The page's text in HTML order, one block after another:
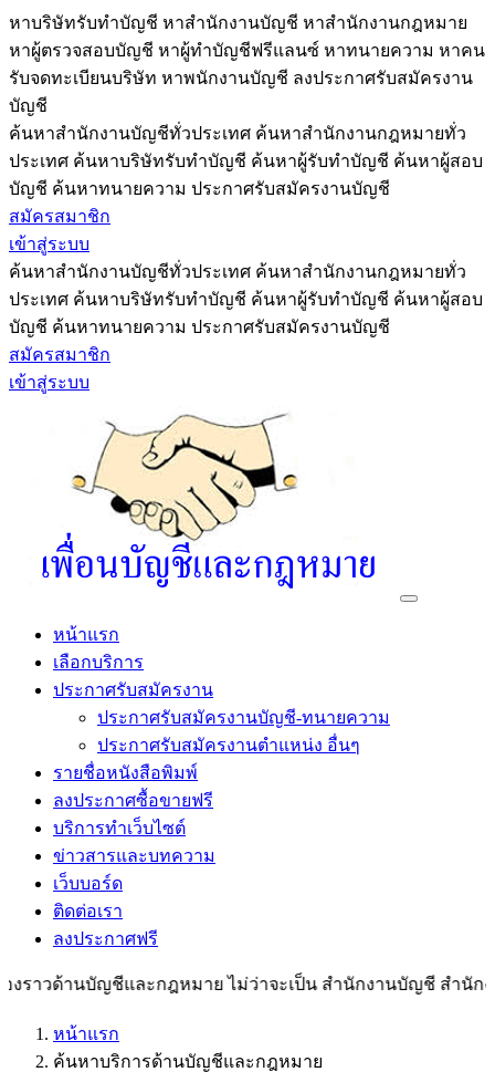
หาบริษัทรับทำบัญชี หาสำนักงานบัญชี หาสำนักงานกฎหมาย
หาผู้ตรวจสอบบัญชี หาผู้ทำบัญชีฟรีแลนซ์ หาทนายความ หาคน
รับจดทะเบียนบริษัท หาพนักงานบัญชี ลงประกาศรับสมัครงาน
บัญชี
ค้นหาสำนักงานบัญชีทั่วประเทศ ค้นหาสำนักงานกฎหมายทั่ว
ประเทศ ค้นหาบริษัทรับทำบัญชี ค้นหาผู้รับทำบัญชี ค้นหาผู้สอบ
บัญชี ค้นหาทนายความ ประกาศรับสมัครงานบัญชี
สมัครสมาชิก
เข้าสู่ระบบ
ค้นหาสำนักงานบัญชีทั่วประเทศ ค้นหาสำนักงานกฎหมายทั่ว
ประเทศ ค้นหาบริษัทรับทำบัญชี ค้นหาผู้รับทำบัญชี ค้นหาผู้สอบ
บัญชี ค้นหาทนายความ ประกาศรับสมัครงานบัญชี
สมัครสมาชิก
เข้าสู่ระบบ
หน้าแรก
เลือกบริการ
ประกาศรับสมัครงาน
ประกาศรับสมัครงานบัญชี-ทนายความ
ประกาศรับสมัครงานตำแหน่ง อื่นๆ
รายชื่อหนังสือพิมพ์
ลงประกาศซื้อขายฟรี
บริการทำเว็บไซต์
ข่าวสารและบทความ
เว็บบอร์ด
ติดต่อเรา
ลงประกาศฟรี
ราวด้านบัญชีและกฎหมาย ไม่ว่าจะเป็น สำนักงานบัญชี สำนั
หน้าแรก
ค้นหาบริการด้านบัญชีและกฎหมาย